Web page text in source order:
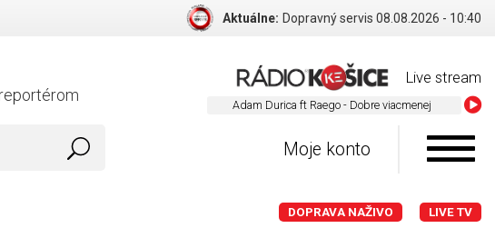
Aktuálne: Dopravný servis 08.08.2026 - 10:40
Live stream
Adam
Moje konto
DOPRAVA NAŽIVO LIVE TV